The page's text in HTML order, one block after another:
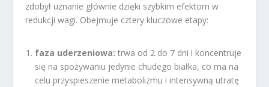
zdobył uznanie głównie dzięki szybkim efektom w
redukcji wagi. Obejmuje cztery kluczowe etapy:
faza uderzeniowa: trwa od 2 do 7 dni i koncentruje
się na spożywaniu jedynie chudego białka, co ma na
celu przyspieszenie metabolizmu i intensywną utratę